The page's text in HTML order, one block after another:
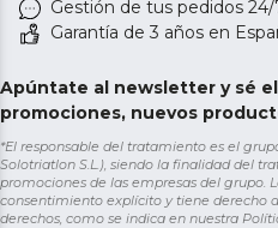
Gestión de tus pedidos 24/
Garantía de 3 años en
Apúntate al newsletter y sé
promociones, nuevos
*El responsable del tratamiento es el
Solotriatlon S.L.), siendo la finalidad del
promociones de las empresas del grupo.
consentimiento explícito y tiene derecho
derechos, como se indica en nuestra